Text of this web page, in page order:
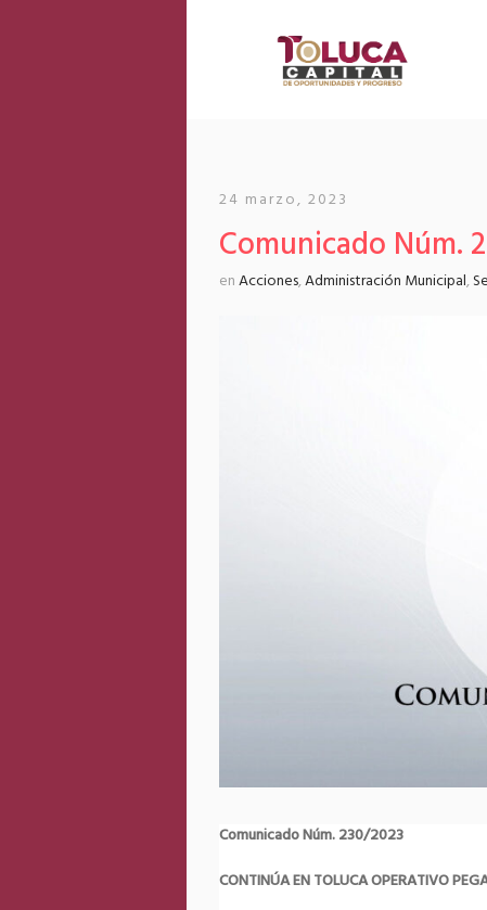
24 marzo, 2023
Comunicado Núm.
enAcciones,Administración Municipal,
Comunicado Núm. 230/2023
CONTINÚA EN TOLUCA OPERATIVO